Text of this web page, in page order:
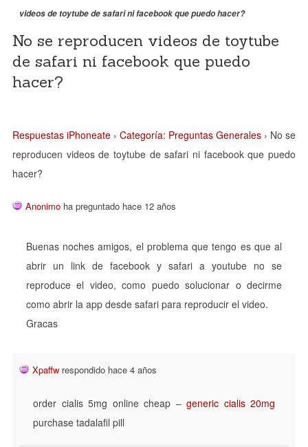
videos de toytube de safari ni facebook que puedo hacer?
No se reproducen videos de toytube
de safari ni facebook que puedo
hacer?
Respuestas iPhoneate › Categoría: Preguntas Generales › No se
reproducen videos de toytube de safari ni facebook que puedo
hacer?
Anonimo ha preguntado hace 12 años
Buenas noches amigos, el problema que tengo es que al
abrir un link de facebook y safari a youtube no se
reproduce el video, como puedo solucionar o decirme
como abrir la app desde safari para reproducir el video.
Gracas
Xpaffw respondido hace 4 años
order cialis 5mg online cheap – generic cialis 20mg
purchase tadalafil pill